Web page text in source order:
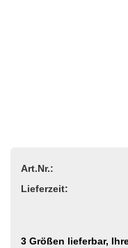
Art.Nr.:
Lieferzeit:
3 Größen lieferbar,